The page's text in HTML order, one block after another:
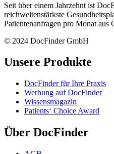
Seit über einem Jahrzehnt ist
reichweitenstärkste
Patientenanfragen pro Monat aus
© 2024 DocFinder GmbH
Unsere Produkte
DocFinder für Ihre Praxis
Werbung auf DocFinder
Wissensmagazin
Patients‘ Choice Award
Über DocFinder